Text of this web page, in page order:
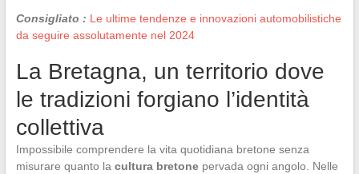
Consigliato : Le ultime tendenze e innovazioni automobilistiche
da seguire assolutamente nel 2024
La Bretagna, un territorio dove
le tradizioni forgiano l’identità
collettiva
Impossibile comprendere la vita quotidiana bretone senza
misurare quanto la cultura bretonepervada ogni angolo. Nelle